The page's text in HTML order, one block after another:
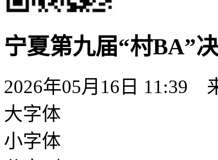
宁夏第九届“村BA”
2026年05月16日 11:39
大字体
小字体